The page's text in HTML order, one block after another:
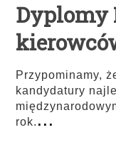
Dyplomy
Przypominamy,
kandydatury
rok....